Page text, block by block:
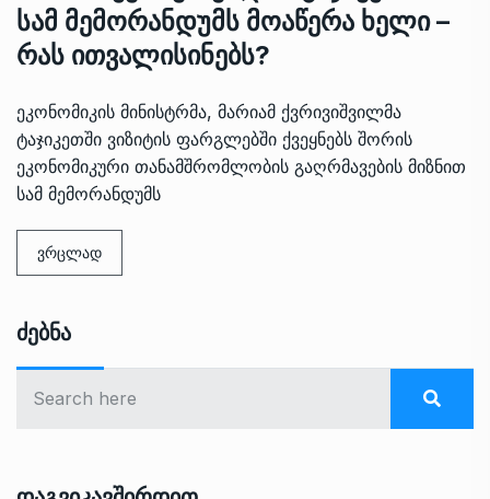
სამ მემორანდუმს მოაწერა ხელი –
რას ითვალისინებს?
ეკონომიკის მინისტრმა, მარიამ ქვრივიშვილმა
ტაჯიკეთში ვიზიტის ფარგლებში ქვეყნებს შორის
ეკონომიკური თანამშრომლობის გაღრმავების მიზნით
სამ მემორანდუმს
ვრცლად
Ძებნა